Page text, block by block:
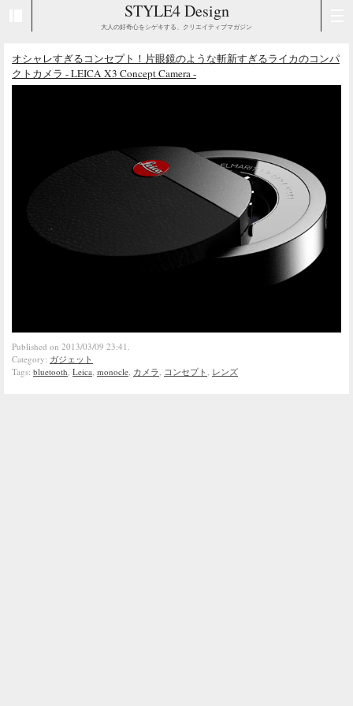
STYLE4 Design
大人の好奇心をシゲキする、クリエイティブマガジン
オシャレすぎるコンセプト！片眼鏡のような斬新すぎるライカのコンパ
クトカメラ - LEICA X3 Concept Camera -
Published on 2013/03/09 23:41.
Category: ガジェット
Tags: bluetooth Leica monocle カメラ コンセプト レンズ